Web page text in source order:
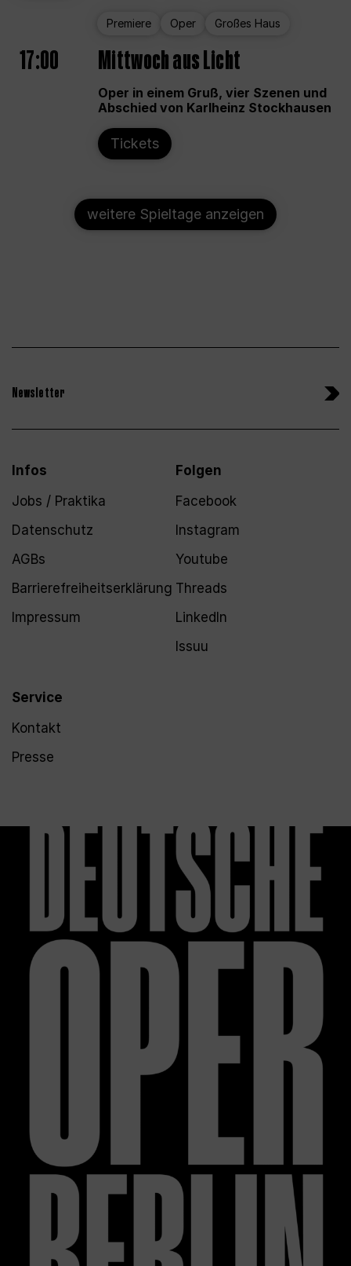
Premiere Oper Großes Haus
17:00 Mittwoch aus Licht
Oper in einem Gruß, vier Szenen und
Abschied von Karlheinz Stockhausen
Tickets
weitere Spieltage anzeigen
Newsletter
Infos
Jobs / Praktika
Datenschutz
AGBs
Barrierefreiheitserklärung
Impressum
Service
Kontakt
Presse
Folgen
Facebook
Instagram
Youtube
Threads
LinkedIn
Issuu